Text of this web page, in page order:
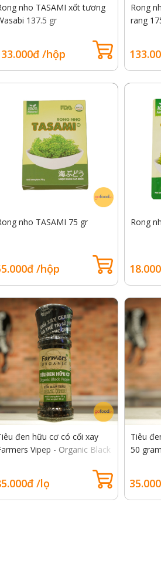
nho TASAMI xốt tương
137.5 gr
/hộp
Rong
rang
nho TASAMI 75 gr
/hộp
Rong
đen hữu cơ có cối xay
Vipep - Organic Black
/lọ
Tiêu
50 gram
Thịt thăn lưng bò Mỹ Legacy
Black Angus - Rib Eye Beef
Legacy USDA
04
Ngày
18
Giờ
37
Phút
25
Giây
945.000đ/kg